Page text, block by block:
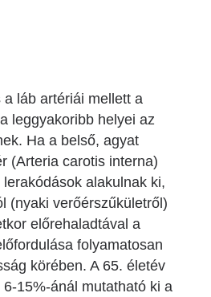
láb artériái mellett a
leggyakoribb helyei az
Ha a belső, agyat
(Arteria carotis interna)
alakulnak ki,
(nyaki verőérszűkületről)
előrehaladtával a
folyamatosan
körében. A 65. életév
15%-ánál mutatható ki a